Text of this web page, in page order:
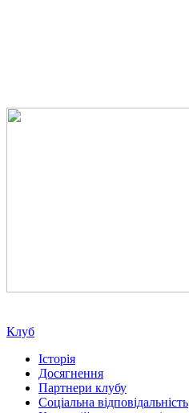
Клуб
Історія
Досягнення
Партнери клубу
Соціальна відповідальність